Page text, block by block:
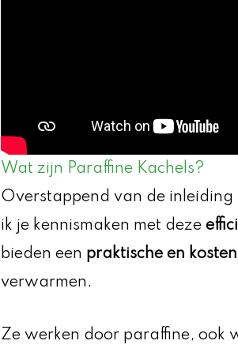
Wat zijn Paraffine Kachels?
Overstappend van de
ik je kennismaken met deze
bieden een praktische en
verwarmen.
Ze werken door paraffine, ook